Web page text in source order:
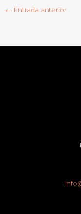
← Entrada anterior